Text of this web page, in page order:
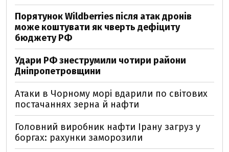
Порятунок Wildberries після атак дронів
може коштувати як чверть дефіциту
бюджету РФ
Удари РФ знеструмили чотири райони
Дніпропетровщини
Атаки в Чорному морі вдарили по світових
постачаннях зерна й нафти
Головний виробник нафти Ірану загруз у
боргах: рахунки заморозили